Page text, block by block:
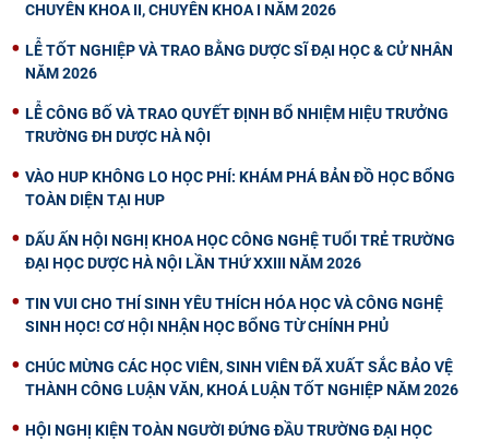
CHUYÊN KHOA II, CHUYÊN KHOA I NĂM 2026
LỄ TỐT NGHIỆP VÀ TRAO BẰNG DƯỢC SĨ ĐẠI HỌC & CỬ NHÂN
NĂM 2026
LỄ CÔNG BỐ VÀ TRAO QUYẾT ĐỊNH BỔ NHIỆM HIỆU TRƯỞNG
TRƯỜNG ĐH DƯỢC HÀ NỘI
VÀO HUP KHÔNG LO HỌC PHÍ: KHÁM PHÁ BẢN ĐỒ HỌC BỔNG
TOÀN DIỆN TẠI HUP
DẤU ẤN HỘI NGHỊ KHOA HỌC CÔNG NGHỆ TUỔI TRẺ TRƯỜNG
ĐẠI HỌC DƯỢC HÀ NỘI LẦN THỨ XXIII NĂM 2026
TIN VUI CHO THÍ SINH YÊU THÍCH HÓA HỌC VÀ CÔNG NGHỆ
SINH HỌC! CƠ HỘI NHẬN HỌC BỔNG TỪ CHÍNH PHỦ
CHÚC MỪNG CÁC HỌC VIÊN, SINH VIÊN ĐÃ XUẤT SẮC BẢO VỆ
THÀNH CÔNG LUẬN VĂN, KHOÁ LUẬN TỐT NGHIỆP NĂM 2026
HỘI NGHỊ KIỆN TOÀN NGƯỜI ĐỨNG ĐẦU TRƯỜNG ĐẠI HỌC